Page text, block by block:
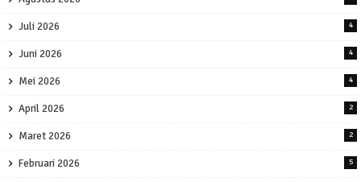
Juli 2026 4
Juni 2026 4
Mei 2026 4
April 2026 2
Maret 2026 2
Februari 2026 5